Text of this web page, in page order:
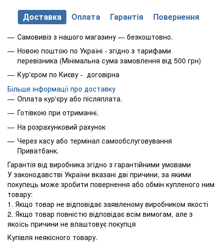
Доставка Оплата Гарантія Повернення
Самовивіз з нашого магазину — безкоштовно.
Новою поштою по Україні - згідно з тарифами
перевізника (Мінімальна сума замовлення від 500 грн)
Кур'єром по Києву - договірна
Більше інформації про доставку
Оплата кур'єру або післяплата.
Готівкою при отриманні.
На розрахунковий рахунок
Через касу або термінал самообслуговування
Приватбанк.
Гарантія від виробника згідно з гарантійними умовами
У законодавстві України вказані дві причини, за якими
покупець може зробити повернення або обмін купленого ним
товару:
1. Якщо товар не відповідає заявленому виробником якості
2. Якщо товар повністю відповідає всім вимогам, але з
якоїсь причини не влаштовує покупця
Купівля неякісного товару.